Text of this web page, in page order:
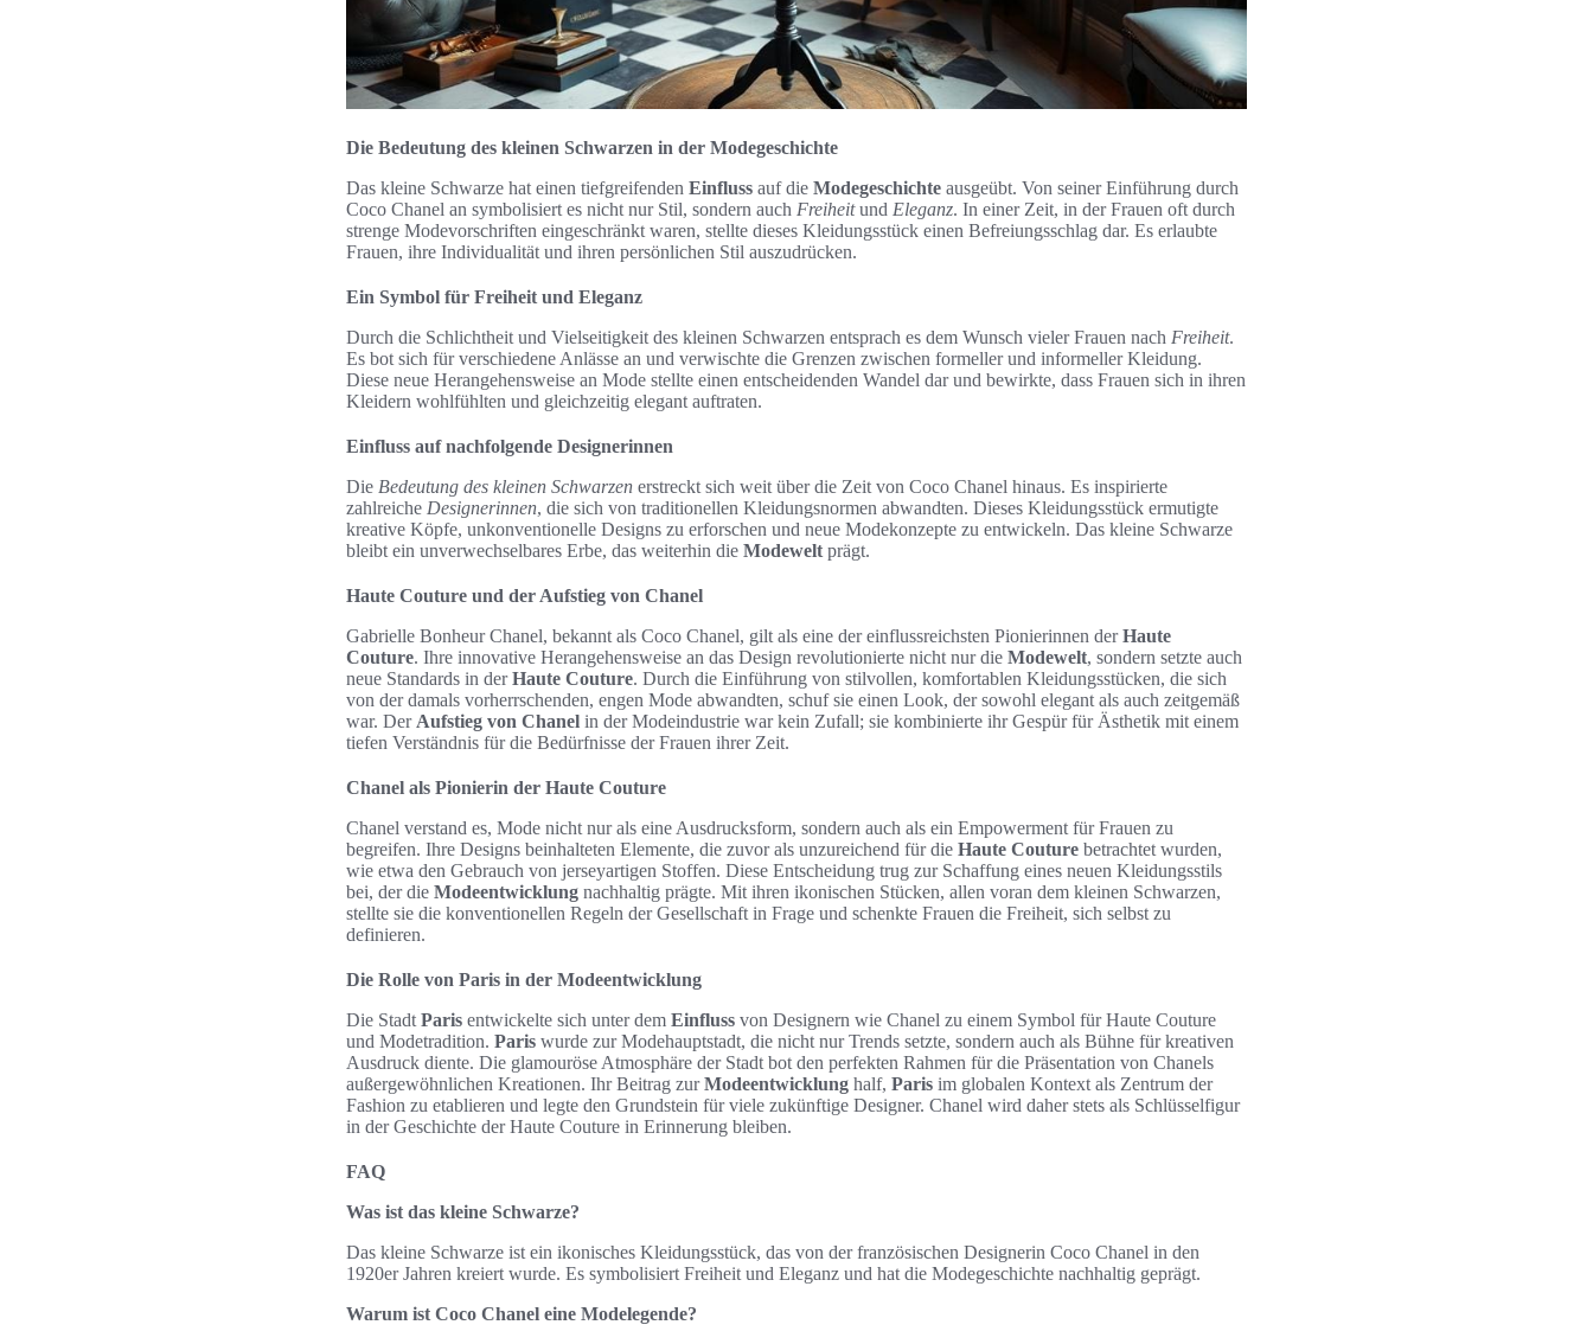
Die Bedeutung des kleinen Schwarzen in der Modegeschichte
Das kleine Schwarze hat einen tiefgreifenden Einfluss auf die Modegeschichte ausgeübt. Von seiner Einführung durch
Coco Chanel an symbolisiert es nicht nur Stil, sondern auch Freiheitund Eleganz. In einer Zeit, in der Frauen oft durch
strenge Modevorschriften eingeschränkt waren, stellte dieses Kleidungsstück einen Befreiungsschlag dar. Es erlaubte
Frauen, ihre Individualität und ihren persönlichen Stil auszudrücken.
Ein Symbol für Freiheit und Eleganz
Durch die Schlichtheit und Vielseitigkeit des kleinen Schwarzen entsprach es dem Wunsch vieler Frauen nach Freiheit.
Es bot sich für verschiedene Anlässe an und verwischte die Grenzen zwischen formeller und informeller Kleidung.
Diese neue Herangehensweise an Mode stellte einen entscheidenden Wandel dar und bewirkte, dass Frauen sich in ihren
Kleidern wohlfühlten und gleichzeitig elegant auftraten.
Einfluss auf nachfolgende Designerinnen
Die Bedeutung des kleinen Schwarzen erstreckt sich weit über die Zeit von Coco Chanel hinaus. Es inspirierte
zahlreiche Designerinnen, die sich von traditionellen Kleidungsnormen abwandten. Dieses Kleidungsstück ermutigte
kreative Köpfe, unkonventionelle Designs zu erforschen und neue Modekonzepte zu entwickeln. Das kleine Schwarze
bleibt ein unverwechselbares Erbe, das weiterhin die Modewelt prägt.
Haute Couture und der Aufstieg von Chanel
Gabrielle Bonheur Chanel, bekannt als Coco Chanel, gilt als eine der einflussreichsten Pionierinnen derHaute
Couture. Ihre innovative Herangehensweise an das Design revolutionierte nicht nur die Modewelt, sondern setzte auch
neue Standards in derHaute Couture. Durch die Einführung von stilvollen, komfortablen Kleidungsstücken, die sich
von der damals vorherrschenden, engen Mode abwandten, schuf sie einen Look, der sowohl elegant als auch zeitgemäß
war. Der Aufstieg von Chanel in der Modeindustrie war kein Zufall; sie kombinierte ihr Gespür für Ästhetik mit einem
tiefen Verständnis für die Bedürfnisse der Frauen ihrer Zeit.
Chanel als Pionierin der Haute Couture
Chanel verstand es, Mode nicht nur als eine Ausdrucksform, sondern auch als ein Empowerment für Frauen zu
begreifen. Ihre Designs beinhalteten Elemente, die zuvor als unzureichend für die Haute Couture betrachtet wurden,
wie etwa den Gebrauch von jerseyartigen Stoffen. Diese Entscheidung trug zur Schaffung eines neuen Kleidungsstils
bei, der die Modeentwicklung nachhaltig prägte. Mit ihren ikonischen Stücken, allen voran dem kleinen Schwarzen,
stellte sie die konventionellen Regeln der Gesellschaft in Frage und schenkte Frauen die Freiheit, sich selbst zu
definieren.
Die Rolle von Paris in der Modeentwicklung
Die Stadt Paris entwickelte sich unter dem Einfluss von Designern wie Chanel zu einem Symbol für Haute Couture
und Modetradition. Paris wurde zur Modehauptstadt, die nicht nur Trends setzte, sondern auch als Bühne für kreativen
Ausdruck diente. Die glamouröse Atmosphäre der Stadt bot den perfekten Rahmen für die Präsentation von Chanels
außergewöhnlichen Kreationen. Ihr Beitrag zurModeentwicklung half, Paris im globalen Kontext als Zentrum der
Fashion zu etablieren und legte den Grundstein für viele zukünftige Designer. Chanel wird daher stets als Schlüsselfigur
in der Geschichte der Haute Couture in Erinnerung bleiben.
FAQ
Was ist das kleine Schwarze?
Das kleine Schwarze ist ein ikonisches Kleidungsstück, das von der französischen Designerin Coco Chanel in den
1920er Jahren kreiert wurde. Es symbolisiert Freiheit und Eleganz und hat die Modegeschichte nachhaltig geprägt.
Warum ist Coco Chanel eine Modelegende?